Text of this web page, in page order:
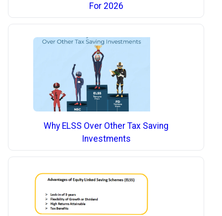
For 2026
Why ELSS Over Other Tax Saving
Investments